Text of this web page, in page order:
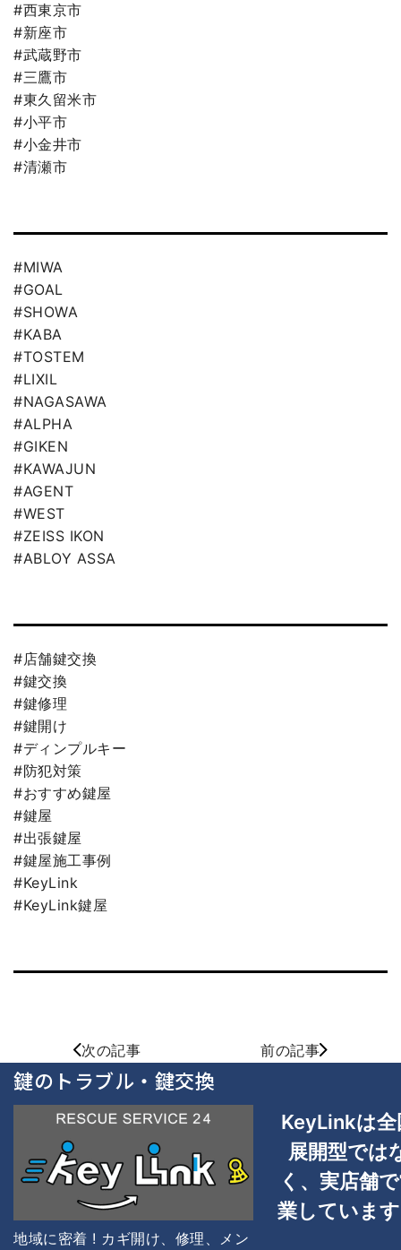
#西東京市
#新座市
#武蔵野市
#三鷹市
#東久留米市
#小平市
#小金井市
#清瀬市
#MIWA
#GOAL
#SHOWA
#KABA
#TOSTEM
#LIXIL
#NAGASAWA
#ALPHA
#GIKEN
#KAWAJUN
#AGENT
#WEST
#ZEISS IKON
#ABLOY ASSA
#店舗鍵交換
#鍵交換
#鍵修理
#鍵開け
#ディンプルキー
#防犯対策
#おすすめ鍵屋
#鍵屋
#出張鍵屋
#鍵屋施工事例
#KeyLink
#KeyLink鍵屋
次の記事 前の記事
鍵のトラブル・鍵交換
地域に密着 ! カギ開け、修理、メン
KeyLinkは
展開型では
く、 実店舗で
業していま